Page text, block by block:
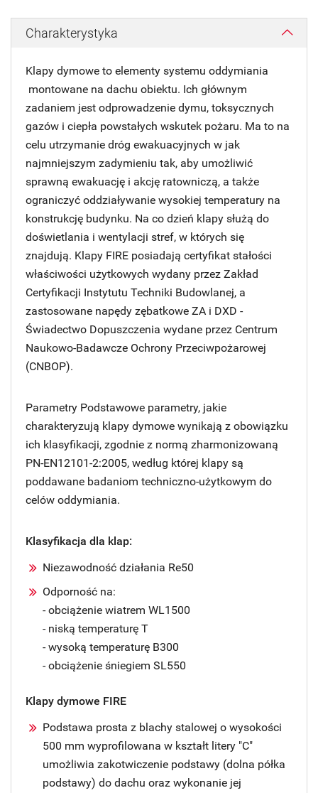
Charakterystyka
Klapy dymowe to elementy systemu oddymiania
montowane na dachu obiektu. Ich głównym
zadaniem jest odprowadzenie dymu, toksycznych
gazów i ciepła powstałych wskutek pożaru. Ma to na
celu utrzymanie dróg ewakuacyjnych w jak
najmniejszym zadymieniu tak, aby umożliwić
sprawną ewakuację i akcję ratowniczą, a także
ograniczyć oddziaływanie wysokiej temperatury na
konstrukcję budynku. Na co dzień klapy służą do
doświetlania i wentylacji stref, w których się
znajdują. Klapy FIRE posiadają certyfikat stałości
właściwości użytkowych wydany przez Zakład
Certyfikacji Instytutu Techniki Budowlanej, a
zastosowane napędy zębatkowe ZA i DXD -
Świadectwo Dopuszczenia wydane przez Centrum
Naukowo-Badawcze Ochrony Przeciwpożarowej
(CNBOP).
Parametry Podstawowe parametry, jakie
charakteryzują klapy dymowe wynikają z obowiązku
ich klasyfikacji, zgodnie z normą zharmonizowaną
PN-EN12101-2:2005, według której klapy są
poddawane badaniom techniczno-użytkowym do
celów oddymiania.
Klasyfikacja dla klap:
Niezawodność działania Re50
Odporność na:
- obciążenie wiatrem WL1500
- niską temperaturę T
- wysoką temperaturę B300
- obciążenie śniegiem SL550
Klapy dymowe FIRE
Podstawa prosta z blachy stalowej o wysokości
500 mm wyprofilowana w kształt litery "C"
umożliwia zakotwiczenie podstawy (dolna półka
podstawy) do dachu oraz wykonanie jej